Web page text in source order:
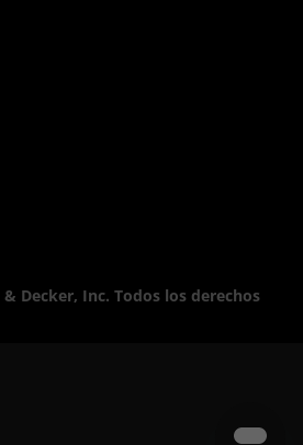
Decker, Inc. Todos los derechos